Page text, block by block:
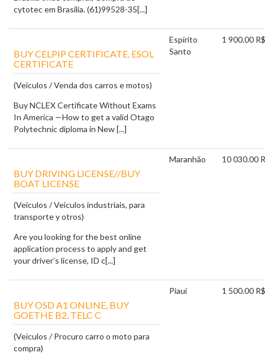
cytotec em Brasilia. (61)99528-35[...]
BUY CELPIP CERTIFICATE, ESOL
CERTIFICATE
(Veiculos / Venda dos carros e motos)
Buy NCLEX Certificate Without Exams
In America —How to get a valid Otago
Polytechnic diploma in New [...]
Espírito
Santo
1 900.00 R$
BUY DRIVING LICENSE//BUY
BOAT LICENSE
(Veiculos / Veiculos industriais, para
transporte y otros)
Are you looking for the best online
application process to apply and get
your driver’s license, ID c[...]
Maranhão 10 030.00
BUY OSD A1 ONLINE, BUY
GOETHE B2, TELC C
(Veiculos / Procuro carro o moto para
compra)
Piauí 1 500.00 R$